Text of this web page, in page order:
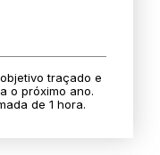
traçado e
o próximo ano.
de 1 hora.